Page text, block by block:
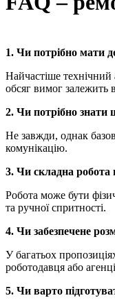
1. Чи потрібно мати
Найчастіше технічний
обсяг вимог залежить
2. Чи потрібно знати
Не завжди, однак
комунікацію.
3. Чи складна робота
Робота може бути
та ручної спритності.
4. Чи забезпечене
У багатьох
роботодавця або
5. Чи варто